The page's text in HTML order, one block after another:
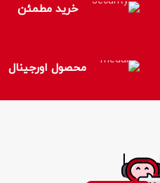
خرید مطمئن
محصول اورجینال